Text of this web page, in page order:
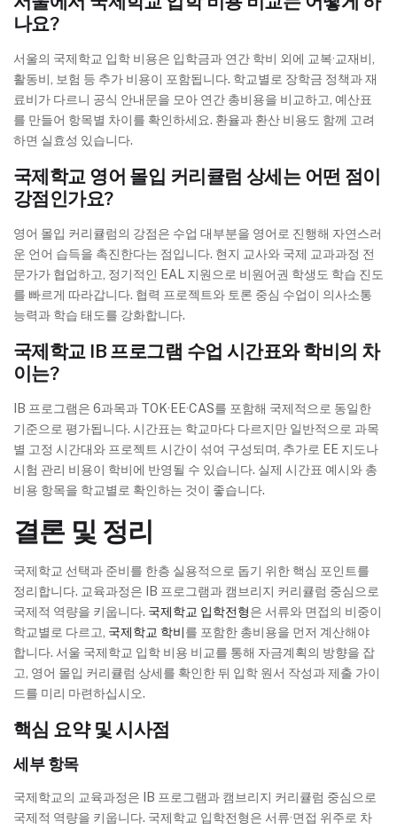
나요?
서울의 국제학교 입학 비용은 입학금과 연간 학비 외에 교복·교재비,
활동비, 보험 등 추가 비용이 포함됩니다. 학교별로 장학금 정책과 재
료비가 다르니 공식 안내문을 모아 연간 총비용을 비교하고, 예산표
를 만들어 항목별 차이를 확인하세요. 환율과 환산 비용도 함께 고려
하면 실효성 있습니다.
국제학교 영어 몰입 커리큘럼 상세는 어떤 점이
강점인가요?
영어 몰입 커리큘럼의 강점은 수업 대부분을 영어로 진행해 자연스러
운 언어 습득을 촉진한다는 점입니다. 현지 교사와 국제 교과과정 전
문가가 협업하고, 정기적인 EAL 지원으로 비원어권 학생도 학습 진도
를 빠르게 따라갑니다. 협력 프로젝트와 토론 중심 수업이 의사소통
능력과 학습 태도를 강화합니다.
국제학교 IB 프로그램 수업 시간표와 학비의 차
이는?
IB 프로그램은 6과목과 TOK·EE·CAS를 포함해 국제적으로 동일한
기준으로 평가됩니다. 시간표는 학교마다 다르지만 일반적으로 과목
별 고정 시간대와 프로젝트 시간이 섞여 구성되며, 추가로 EE 지도나
시험 관리 비용이 학비에 반영될 수 있습니다. 실제 시간표 예시와 총
비용 항목을 학교별로 확인하는 것이 좋습니다.
결론 및 정리
국제학교 선택과 준비를 한층 실용적으로 돕기 위한 핵심 포인트를
정리합니다. 교육과정은 IB 프로그램과 캠브리지 커리큘럼 중심으로
국제적 역량을 키웁니다. 국제학교 입학전형은 서류와 면접의 비중이
학교별로 다르고, 국제학교 학비를 포함한 총비용을 먼저 계산해야
합니다. 서울 국제학교 입학 비용 비교를 통해 자금계획의 방향을 잡
고, 영어 몰입 커리큘럼 상세를 확인한 뒤 입학 원서 작성과 제출 가이
드를 미리 마련하십시오.
핵심 요약 및 시사점
세부 항목
국제학교의 교육과정은 IB 프로그램과 캠브리지 커리큘럼 중심으로
국제적 역량을 키웁니다. 국제학교 입학전형은 서류·면접 위주로 차